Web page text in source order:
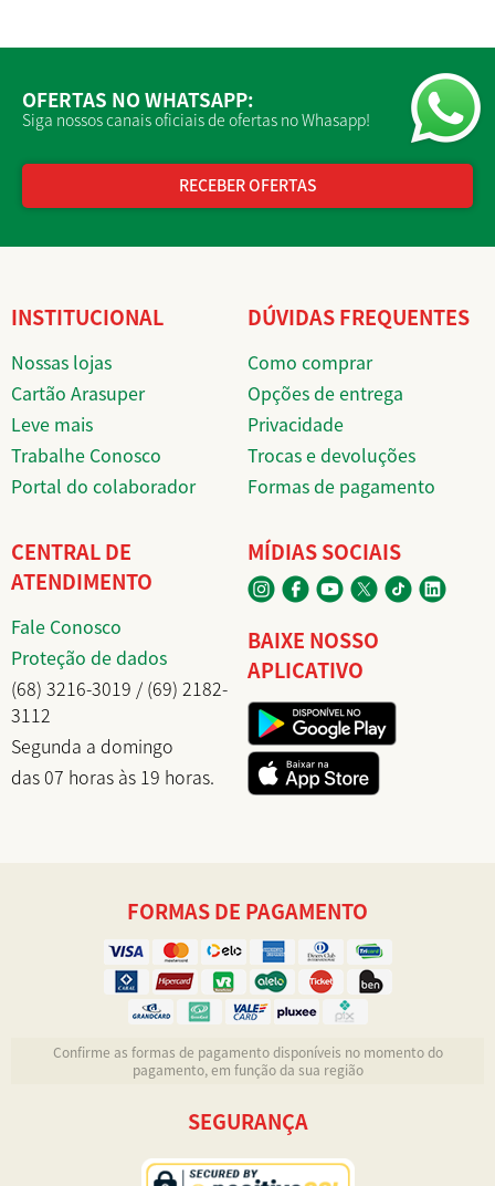
OFERTAS NO WHATSAPP:
Siga nossos canais oficiais de ofertas no Whasapp!
RECEBER OFERTAS
INSTITUCIONAL
Nossas lojas
Cartão Arasuper
Leve mais
Trabalhe Conosco
Portal do colaborador
DÚVIDAS FREQUENTES
Como comprar
Opções de entrega
Privacidade
Trocas e devoluções
Formas de pagamento
CENTRAL DE
ATENDIMENTO
Fale Conosco
Proteção de dados
(68) 3216-3019 / (69) 2182-
3112
Segunda a domingo
das 07 horas às 19 horas.
MÍDIAS SOCIAIS
BAIXE NOSSO
APLICATIVO
FORMAS DE PAGAMENTO
Confirme as formas de pagamento disponíveis no momento do
pagamento, em função da sua região
SEGURANÇA